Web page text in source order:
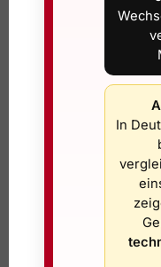
Zeit, Nerven und
Brauche ich
Wenn das Modul
ohne in die Fassade
einfacher als bei einer
auch hier gilt:
Pflichten.
Befestigung und das
In